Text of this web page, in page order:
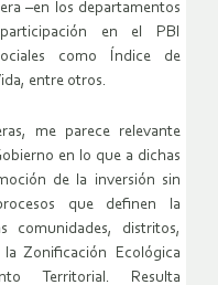
–en los departamentos
en el PBI
como Índice de
entre otros.
me parece relevante
en lo que a dichas
de la inversión sin
que definen la
comunidades, distritos,
Zonificación Ecológica
Territorial. Resulta